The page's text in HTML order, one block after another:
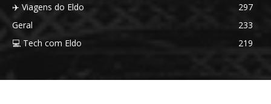
✈️ Viagens do Eldo
297
Geral
233
💻 Tech com Eldo
219